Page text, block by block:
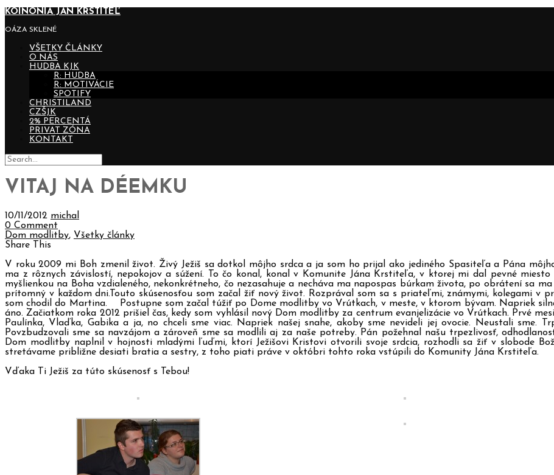
KOINONIA JÁN KRSTITEĽ
OÁZA SKLENÉ
VŠETKY ČLÁNKY
O NÁS
HUDBA KJK
R: HUDBA
R: MOTIVÁCIE
SPOTIFY
CHRISTILAND
CZŠJK
2% PERCENTÁ
PRIVAT ZÓNA
KONTAKT
VITAJ NA DÉEMKU
10/11/2012 michal
0 Comment
Dom modlitby, Všetky články
Share This
V roku 2009 mi Boh zmenil život. Živý Ježiš sa dotkol môjho srdca a ja som ho prijal ako jediného Spasiteľa a Pána
ma z rôznych závislostí, nepokojov a súžení. To čo konal, konal v Komunite Jána Krstiteľa, v ktorej mi dal pevné
myšlienkou na Boha vzdialeného, nekonkrétneho, čo nezasahuje a necháva ma napospas búrkam života, po obrátení sa
prítomný v každom dni.Touto skúsenosťou som začal žiť nový život. Rozprával som sa s priateľmi, známymi, kolegami v
som chodil do Martina. Postupne som začal túžiť po Dome modlitby vo Vrútkach, v meste, v ktorom bývam. Napriek
áno. Začiatkom roka 2012 prišiel čas, kedy som vyhlásil nový Dom modlitby za centrum evanjelizácie vo Vrútkach. Prvé
Paulínka, Vlaďka, Gabika a ja, no chceli sme viac. Napriek našej snahe, akoby sme nevideli jej ovocie. Neustali sme.
Povzbudzovali sme sa navzájom a zároveň sme sa modlili aj za naše potreby. Pán požehnal našu trpezlivosť,
Dom modlitby naplnil v hojnosti mladými ľuďmi, ktorí Ježišovi Kristovi otvorili svoje srdcia, rozhodli sa žiť v slobode
stretávame približne desiati bratia a sestry, z toho piati práve v októbri tohto roka vstúpili do Komunity Jána Krstiteľa.
Vďaka Ti Ježiš za túto skúsenosť s Tebou!